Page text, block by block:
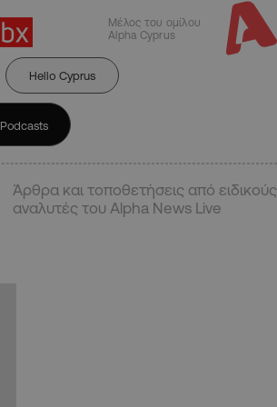
Μέλος του ομίλου
Alpha Cyprus
Hello Cyprus
Podcasts
Άρθρα και τοποθετήσεις από ειδικούς
αναλυτές του Alpha News Live